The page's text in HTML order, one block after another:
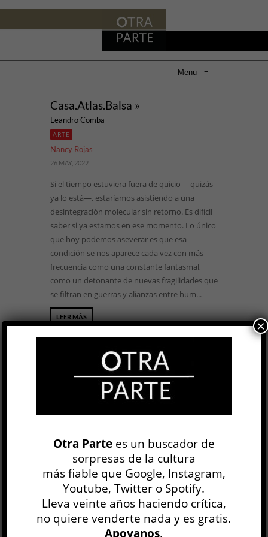
Menu ≡
Casa.Atlas.Balsa »
Leandro Comba
ARTE
Nancy Rojas
26 MAY, 2022
Si el tiempo estuviera fuera de quicio —quizás
ya lo está—, estaríamos asistiendo a una
desintegración molecular sin retorno. Es difícil
saber si ya estamos en ese momento. Lo único
que hoy podemos aseverar es que esa
condición se nos aparece cada vez con más
frecuencia como una constante fantasmal,
como un detonante de nuevas fragilidades que
se filtran en guerras y alianzas entre hum...
LEER MÁS
Claudia del Río
Nancy Rojas
12 ENE, 2017
Pepsi, la exposición reciente de Claudia del Río
en la galería Diego Obligado de Rosario, se
Otra Partees un buscador de
sorpresas de la cultura
más fiable que Google, Instagram,
Youtube, Twitter o Spotify.
Lleva veinte años haciendo crítica,
no quiere venderte nada y es gratis.
Apoyanos.
×